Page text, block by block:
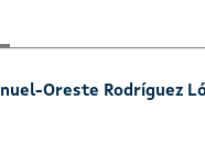
Oreste Rodríguez